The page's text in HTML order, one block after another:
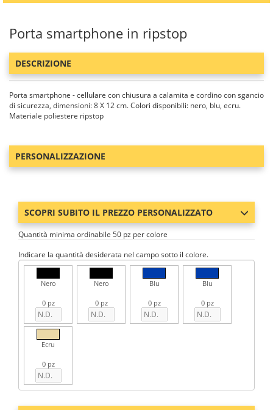
Porta smartphone in ripstop
DESCRIZIONE
Porta smartphone - cellulare con chiusura a calamita e cordino con sgancio
di sicurezza, dimensioni: 8 X 12 cm. Colori disponibili: nero, blu, ecru.
Materiale poliestere ripstop
PERSONALIZZAZIONE
SCOPRI SUBITO IL PREZZO PERSONALIZZATO
Quantità minima ordinabile 50 pz per colore
Indicare la quantità desiderata nel campo sotto il colore.
Nero
0 pz
Nero
0 pz
Blu
0 pz
Blu
0 pz
Ecru
0 pz